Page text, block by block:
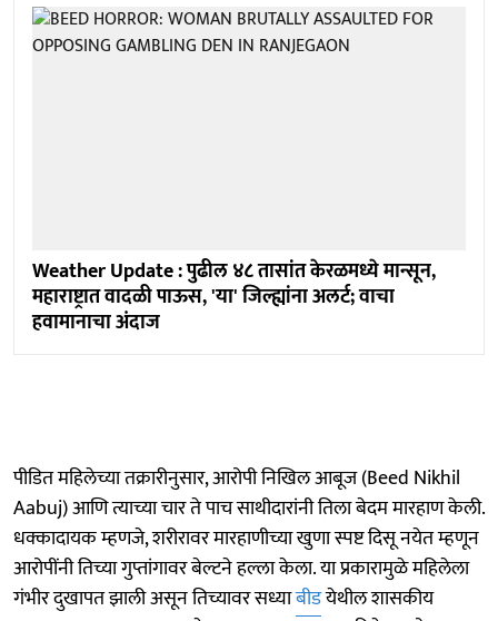
Weather Update : पुढील ४८ तासांत केरळमध्ये मान्सून,
महाराष्ट्रात वादळी पाऊस, 'या' जिल्ह्यांना अलर्ट; वाचा
हवामानाचा अंदाज
पीडित महिलेच्या तक्रारीनुसार, आरोपी निखिल आबूज (Beed Nikhil
Aabuj) आणि त्याच्या चार ते पाच साथीदारांनी तिला बेदम मारहाण केली.
धक्कादायक म्हणजे, शरीरावर मारहाणीच्या खुणा स्पष्ट दिसू नयेत म्हणून
आरोपींनी तिच्या गुप्तांगावर बेल्टने हल्ला केला. या प्रकारामुळे महिलेला
गंभीर दुखापत झाली असून तिच्यावर सध्याबीडयेथील शासकीय